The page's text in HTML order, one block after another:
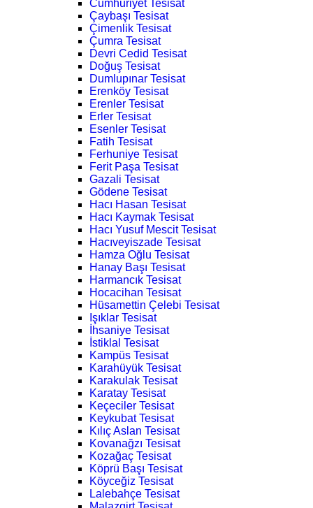
Cumhuriyet Tesisat
Çaybaşı Tesisat
Çimenlik Tesisat
Çumra Tesisat
Devri Cedid Tesisat
Doğuş Tesisat
Dumlupınar Tesisat
Erenköy Tesisat
Erenler Tesisat
Erler Tesisat
Esenler Tesisat
Fatih Tesisat
Ferhuniye Tesisat
Ferit Paşa Tesisat
Gazali Tesisat
Gödene Tesisat
Hacı Hasan Tesisat
Hacı Kaymak Tesisat
Hacı Yusuf Mescit Tesisat
Hacıveyiszade Tesisat
Hamza Oğlu Tesisat
Hanay Başı Tesisat
Harmancık Tesisat
Hocacihan Tesisat
Hüsamettin Çelebi Tesisat
Işıklar Tesisat
İhsaniye Tesisat
İstiklal Tesisat
Kampüs Tesisat
Karahüyük Tesisat
Karakulak Tesisat
Karatay Tesisat
Keçeciler Tesisat
Keykubat Tesisat
Kılıç Aslan Tesisat
Kovanağzı Tesisat
Kozağaç Tesisat
Köprü Başı Tesisat
Köyceğiz Tesisat
Lalebahçe Tesisat